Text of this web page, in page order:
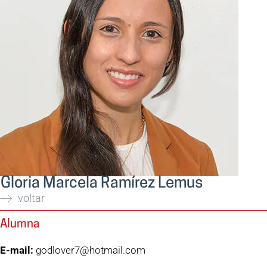
Gloria Marcela Ramírez Lemus
voltar
Alumna
E-mail: godlover7@hotmail.com